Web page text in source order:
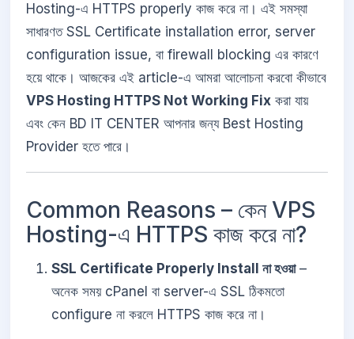
Hosting-এ HTTPS properly কাজ করে না। এই সমস্যা
সাধারণত SSL Certificate installation error, server
configuration issue, বা firewall blocking এর কারণে
হয়ে থাকে। আজকের এই article-এ আমরা আলোচনা করবো কীভাবে
VPS Hosting HTTPS Not Working Fix করা যায়
এবং কেন BD IT CENTER আপনার জন্য Best Hosting
Provider হতে পারে।
Common Reasons – কেন VPS
Hosting-এ HTTPS কাজ করে না?
SSL Certificate Properly Install না হওয়া–
অনেক সময় cPanel বা server-এ SSL ঠিকমতো
configure না করলে HTTPS কাজ করে না।